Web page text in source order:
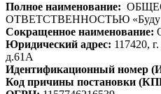
Полное наименование:
ОТВЕТСТВЕННОСТЬЮ «Буду
Сокращенное наименование:
Юридический адрес: 117420,
д.61А
Идентификационный номер
Код причины постановки